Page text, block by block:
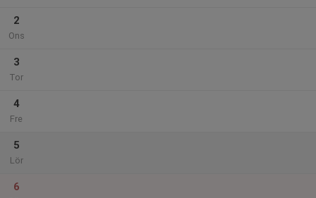
2
Ons
3
Tor
4
Fre
5
Lör
6